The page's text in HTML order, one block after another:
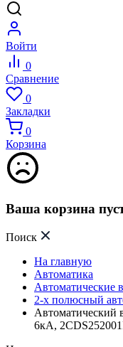
Войти
0
Сравнение
0
Закладки
0
Корзина
Ваша корзина
Поиск
На главную
Автоматика
Автоматические
2-х полюсный
Автоматический
6кА,